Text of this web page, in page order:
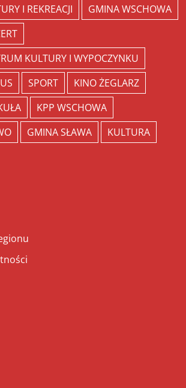
I REKREACJI
GMINA WSCHOWA
KULTURY I WYPOCZYNKU
SPORT
KINO ŻEGLARZ
KPP WSCHOWA
GMINA SŁAWA KULTURA